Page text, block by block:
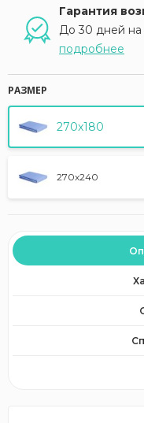
Гарантия
До 30 дней на
подробнее
РАЗМЕР
270x180
270x240